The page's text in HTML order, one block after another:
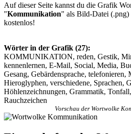
Auf dieser Seite kannst du die Grafik
"Kommunikation" als Bild-Datei (.png)
kostenlos!
Wörter in der Grafik (27):
KOMMUNIKATION, reden, Gestik,
kennenlernen, E-Mail, Social, Media,
Gesang, Gebärdensprache, telefonieren,
Hieroglyphen, verschiedene, Sprachen,
Höhlenzeichnungen, Grammatik,
Rauchzeichen
Vorschau der Wortwolke